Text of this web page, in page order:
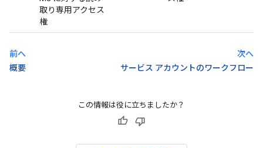
取り専用アクセス
権
前へ
概要
次へ
サービス アカウントのワークフロー
この情報は役に立ちましたか？